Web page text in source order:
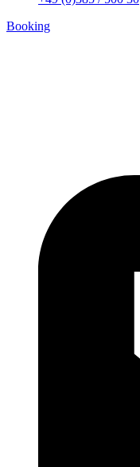
Booking